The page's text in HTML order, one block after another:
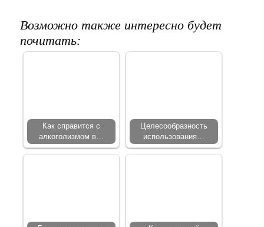
Возможно также интересно будет
почитать:
Как справится с
алкоголизмом в…
Целесообразность
использования…